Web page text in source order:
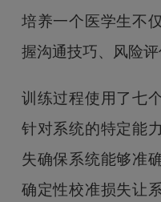
培养一个医学生不
握沟通技巧、风险评
训练过程使用了七
针对系统的特定能
失确保系统能够准
确定性校准损失让